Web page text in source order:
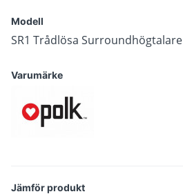
Modell
SR1 Trådlösa Surroundhögtalare
Varumärke
Jämför produkt